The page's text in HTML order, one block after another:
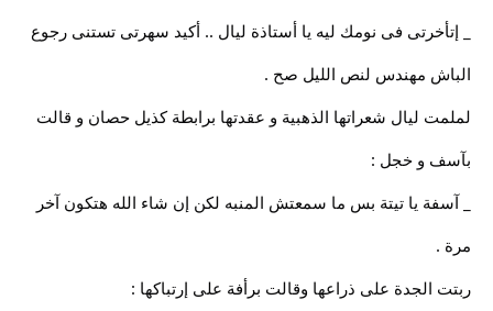
_ إتأخرتى فى نومك ليه يا أستاذة ليال .. أكيد سهرتى تستنى رجوع
الباش مهندس لنص الليل صح .
لملمت ليال شعراتها الذهبية و عقدتها برابطة كذيل حصان و قالت
بآسف و خجل :
_ آسفة يا تيتة بس ما سمعتش المنبه لكن إن شاء الله هتكون آخر
مرة .
ربتت الجدة على ذراعها وقالت برأفة على إرتباكها :